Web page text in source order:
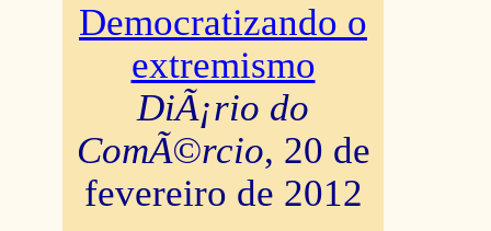
Democratizando o
extremismo
DiÃ¡rio do
ComÃ©rcio, 20 de
fevereiro de 2012